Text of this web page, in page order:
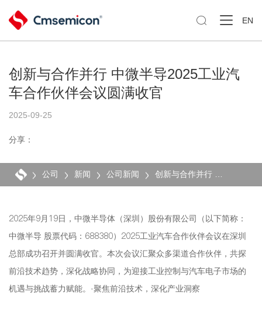
 EN
创新与合作并行 中微半导2025工业汽
车合作伙伴会议圆满收官
2025-09-25
分享：
公司 新闻 公司新闻
2025年9月19日，中微半导体（深圳）股份有限公司（以下简称：
中微半导 股票代码：688380）2025工业汽车合作伙伴会议在深圳
总部成功召开并圆满收官。本次会议汇聚众多渠道合作伙伴，共探
前沿技术趋势，深化战略协同，为迎接工业控制与汽车电子市场的
机遇与挑战蓄力赋能。·聚焦前沿技术，深化产业洞察